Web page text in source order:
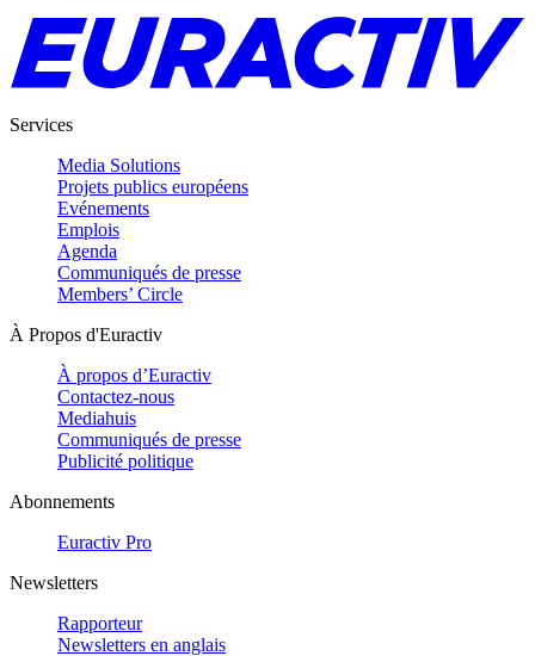
Services
Media Solutions
Projets publics européens
Evénements
Emplois
Agenda
Communiqués de presse
Members’ Circle
À Propos d'Euractiv
À propos d’Euractiv
Contactez-nous
Mediahuis
Communiqués de presse
Publicité politique
Abonnements
Euractiv Pro
Newsletters
Rapporteur
Newsletters en anglais